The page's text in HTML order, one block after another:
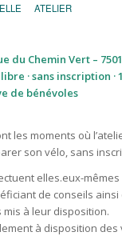
ATELIER
du Chemin Vert –
· sans inscription ·
de bénévoles
les moments où
son vélo, sans
elles.eux-
de conseils ainsi
à leur disposition.
à disposition des